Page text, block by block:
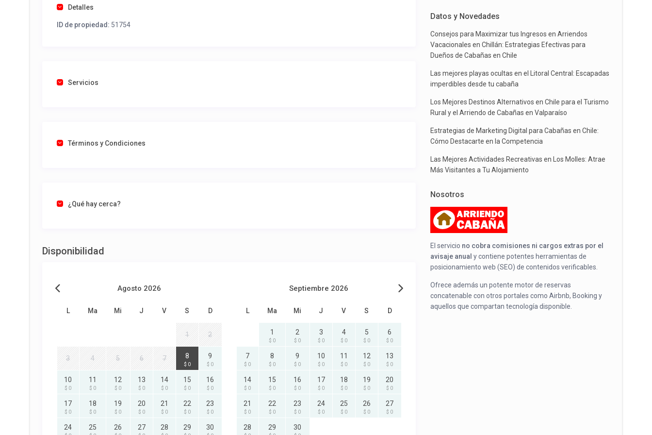
Detalles
ID de propiedad: 51754
Servicios
Términos y Condiciones
¿Qué hay cerca?
Disponibilidad
Agosto 2026
L Ma Mi J V S D
1 2
3 4 5 6 7 8
$ 0
9
$ 0
10
$ 0
11
$ 0
12
$ 0
13
$ 0
14
$ 0
15
$ 0
16
$ 0
17
$ 0
18
$ 0
19
$ 0
20
$ 0
21
$ 0
22
$ 0
23
$ 0
24 25 26 27 28 29 30
Septiembre 2026
L Ma Mi J V S D
1
$ 0
2
$ 0
3
$ 0
4
$ 0
5
$ 0
6
$ 0
7
$ 0
8
$ 0
9
$ 0
10
$ 0
11
$ 0
12
$ 0
13
$ 0
14
$ 0
15
$ 0
16
$ 0
17
$ 0
18
$ 0
19
$ 0
20
$ 0
21
$ 0
22
$ 0
23
$ 0
24
$ 0
25
$ 0
26
$ 0
27
$ 0
28 29 30
Datos y Novedades
Consejos para Maximizar tus Ingresos en Arriendos
Vacacionales en Chillán: Estrategias Efectivas para
Dueños de Cabañas en Chile
Las mejores playas ocultas en el Litoral Central: Escapadas
imperdibles desde tu cabaña
Los Mejores Destinos Alternativos en Chile para el Turismo
Rural y el Arriendo de Cabañas en Valparaíso
Estrategias de Marketing Digital para Cabañas en Chile:
Cómo Destacarte en la Competencia
Las Mejores Actividades Recreativas en Los Molles: Atrae
Más Visitantes a Tu Alojamiento
Nosotros
El servicio no cobra comisiones ni cargos extras por el
avisaje anual y contiene potentes herramientas de
posicionamiento web (SEO) de contenidos verificables.
Ofrece además un potente motor de reservas
concatenable con otros portales como Airbnb, Booking y
aquellos que compartan tecnología disponible.